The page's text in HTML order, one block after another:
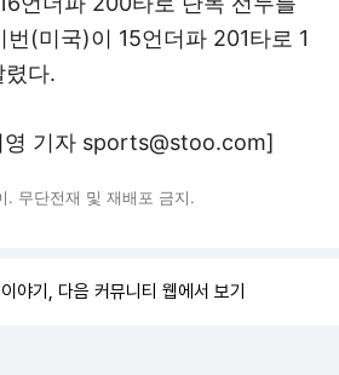
(미국)이 15언더파 201타로 1
다.
영 기자 sports@stoo.com]
무단전재 및 재배포 금지.
야기, 다음 커뮤니티 웹에서 보기